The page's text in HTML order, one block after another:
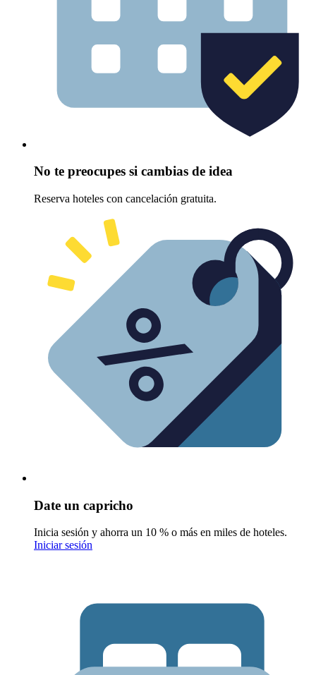
No te preocupes si cambias de idea
Reserva hoteles con cancelación gratuita.
Date un capricho
Inicia sesión y ahorra un 10 % o más en miles de hoteles.
Iniciar sesión